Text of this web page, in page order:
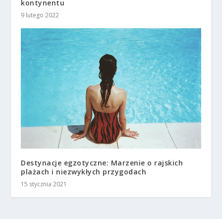
kontynentu
9 lutego 2022
Destynacje egzotyczne: Marzenie o rajskich
plażach i niezwykłych przygodach
15 stycznia 2021